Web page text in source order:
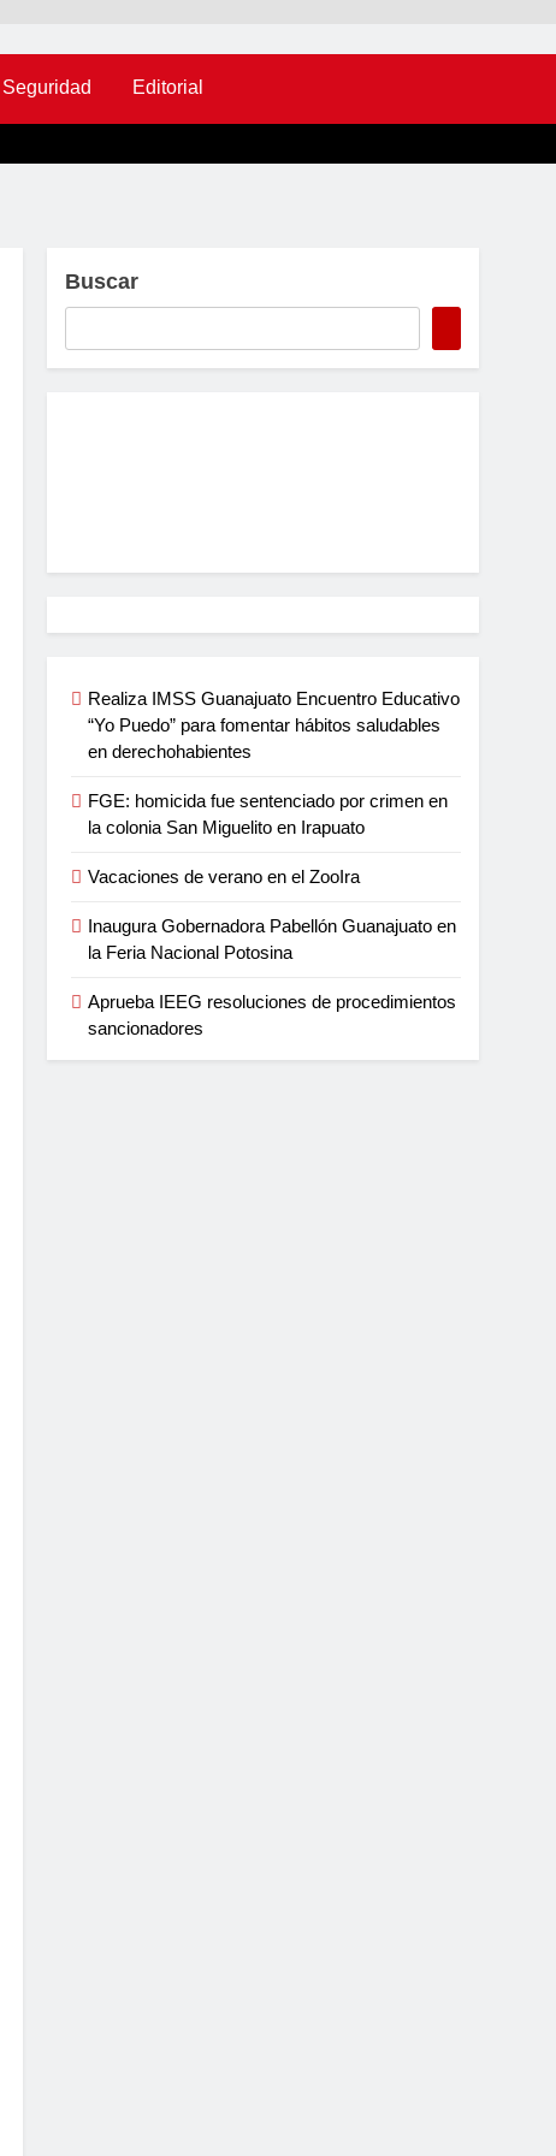
Seguridad Editorial
Buscar
Realiza IMSS Guanajuato Encuentro Educativo
“Yo Puedo” para fomentar hábitos saludables
en derechohabientes
FGE: homicida fue sentenciado por crimen en
la colonia San Miguelito en Irapuato
Vacaciones de verano en el ZooIra
Inaugura Gobernadora Pabellón Guanajuato en
la Feria Nacional Potosina
Aprueba IEEG resoluciones de procedimientos
sancionadores